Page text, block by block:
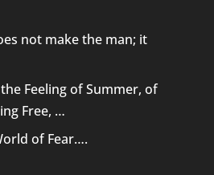
not make the man; it
Feeling of Summer, of
Free, …
of Fear….